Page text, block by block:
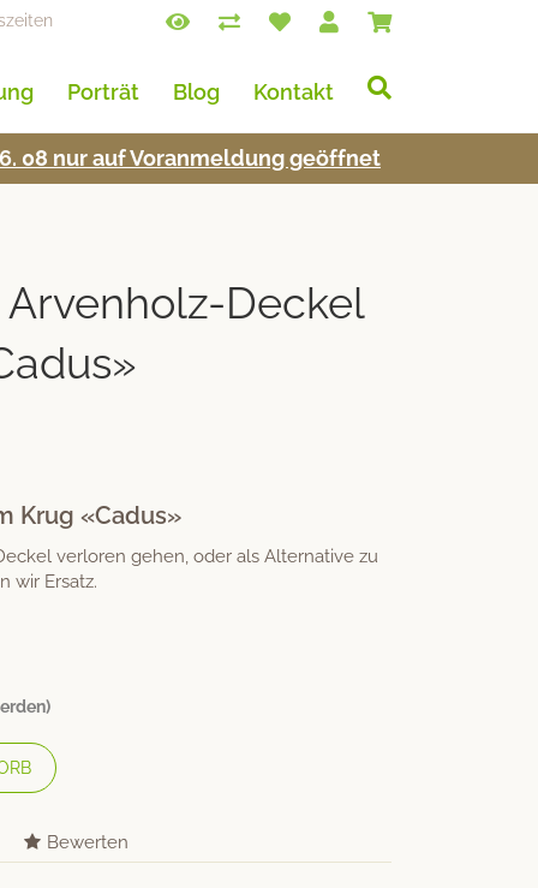
Porträt Blog Kontakt
08 nur auf Voran­mel­dung geöffnet
Deckel
Krug «Cadus»
verloren gehen, oder als Alternative zu
wir Ersatz.
Bewerten